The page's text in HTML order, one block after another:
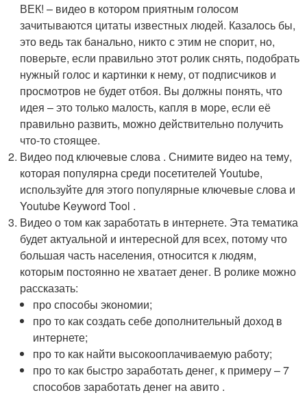
ВЕК! – видео в котором приятным голосом
зачитываются цитаты известных людей. Казалось бы,
это ведь так банально, никто с этим не спорит, но,
поверьте, если правильно этот ролик снять, подобрать
нужный голос и картинки к нему, от подписчиков и
просмотров не будет отбоя. Вы должны понять, что
идея – это только малость, капля в море, если её
правильно развить, можно действительно получить
что-то стоящее.
Видео под ключевые слова . Снимите видео на тему,
которая популярна среди посетителей Youtube,
используйте для этого популярные ключевые слова и
Youtube Keyword Tool .
Видео о том как заработать в интернете. Эта тематика
будет актуальной и интересной для всех, потому что
большая часть населения, относится к людям,
которым постоянно не хватает денег. В ролике можно
рассказать:
про способы экономии;
про то как создать себе дополнительный доход в
интернете;
про то как найти высокооплачиваемую работу;
про то как быстро заработать денег, к примеру – 7
способов заработать денег на авито .